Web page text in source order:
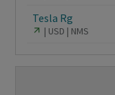
Tesla Rg
USD NMS